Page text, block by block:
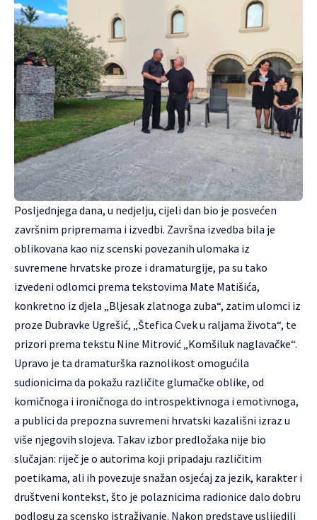
Posljednjega dana, u nedjelju, cijeli dan bio je posvećen
završnim pripremama i izvedbi. Završna izvedba bila je
oblikovana kao niz scenski povezanih ulomaka iz
suvremene hrvatske proze i dramaturgije, pa su tako
izvedeni odlomci prema tekstovima Mate Matišića,
konkretno iz djela „Bljesak zlatnoga zuba“, zatim ulomci iz
proze Dubravke Ugrešić, „Štefica Cvek u raljama života“, te
prizori prema tekstu Nine Mitrović „Komšiluk naglavačke“.
Upravo je ta dramaturška raznolikost omogućila
sudionicima da pokažu različite glumačke oblike, od
komičnoga i ironičnoga do introspektivnoga i emotivnoga,
a publici da prepozna suvremeni hrvatski kazališni izraz u
više njegovih slojeva. Takav izbor predložaka nije bio
slučajan: riječ je o autorima koji pripadaju različitim
poetikama, ali ih povezuje snažan osjećaj za jezik, karakter i
društveni kontekst, što je polaznicima radionice dalo dobru
podlogu za scensko istraživanje. Nakon predstave uslijedili